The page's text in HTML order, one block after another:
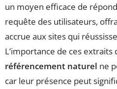
un moyen efficace de
requête des utilisateurs,
accrue aux sites qui
L’importance de ces extraits
référencement naturel ne
car leur présence peut